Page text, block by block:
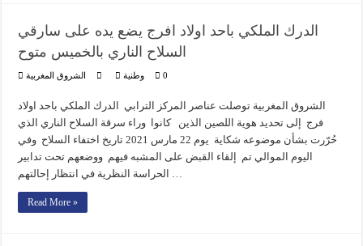
الدرك الملكي باحد اولاد افرج يضع يده على سارقي
السلاح الناري بالخميس متوح
الشروق المغربية وطنية 0
الشروق المغربية توصلت عناصر المركز الترابي الدرك الملكي باحد اولاد
فرج إلى تحديد هوية اللصين الذين كانوا وراء سرقة السلاح الناري الذي
حُرّرت بشأن موضوعه شكاية يوم 22 مارس 2021 تاريخ اختفاء السلاح وفي
اليوم الموالي تم إلقاء القبض على المشبه فيهم ووضعهم تحت تدابير
الحراسة النظرية في انتظار إحالتهم …
Read More »